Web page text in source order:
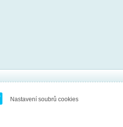
Nastavení soubrů cookies